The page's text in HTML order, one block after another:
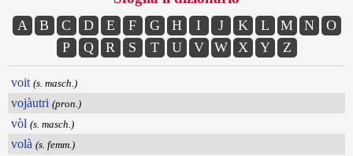
A B C D E F G H I J K L M N
O
P
Q R S T U V W X Y Z
voit (s. masch.)
vojàutri (pron.)
vòl (s. masch.)
volà (s. femm.)